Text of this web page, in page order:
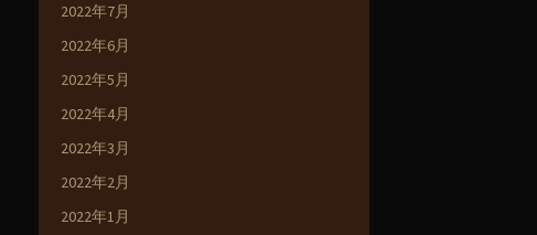
2022年7月
2022年6月
2022年5月
2022年4月
2022年3月
2022年2月
2022年1月